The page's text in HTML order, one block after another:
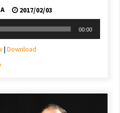
2017/02/03
00:00
| Download